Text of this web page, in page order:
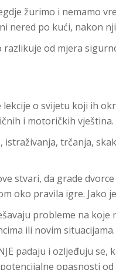
žurimo i nemamo
nered po kući, nakon
razlikuje od mjera
o svijetu koji ih
i motoričkih vještina.
trčanja,
stvari, da grade
oko pravila igre. Jako je
probleme na koje
ili novim situacijama.
padaju i ozljeđuju
opasnosti od